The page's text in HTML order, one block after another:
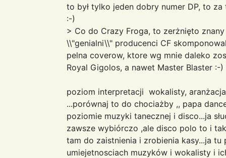
to był tylko jeden dobry numer DP, to za
:-)
> Co do Crazy Froga, to zerżnięto
\\"genialni\\" producenci CF
pelna coverow, ktore wg mnie daleko
Royal Gigolos, a nawet Master Blaster :-)
poziom interpretacji wokalisty,
...porównaj to do chociażby ,, papa
poziomie muzyki tanecznej i disco...ja
zawsze wybiórczo ,ale disco polo to i
tam do zaistnienia i zrobienia kasy...ja
umiejetnosciach muzyków i wokalisty i